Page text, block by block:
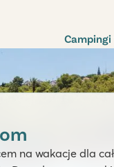
Campingi
na wakacje dla